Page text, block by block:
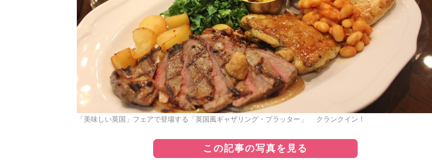
「美味しい英国」フェアで登場する「英国風ギャザリング・プラッター」 クランクイン！
この記事の写真を見る